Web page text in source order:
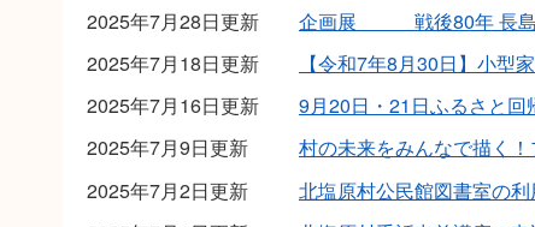
2025年7月28日更新
企画展 戦後80年 長島
2025年7月18日更新
【令和7年8月30日】小型
2025年7月16日更新
9月20日・21日ふるさと回
2025年7月9日更新
村の未来をみんなで描く
2025年7月2日更新
北塩原村公民館図書室の